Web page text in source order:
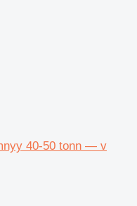
40-50 tonn — v